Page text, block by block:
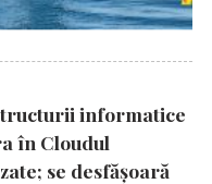
informatice
în Cloudul
se desfășoară